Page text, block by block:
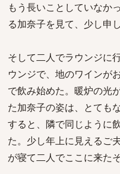
もう長いことしていなか
る加奈子を見て、少し申
そして二人でラウンジに
ウンジで、地のワインが
で飲み始めた。暖炉の光
た加奈子の姿は、とても
すると、隣で同じように
た。少し年上に見えるご
が寝て二人でここに来たそ